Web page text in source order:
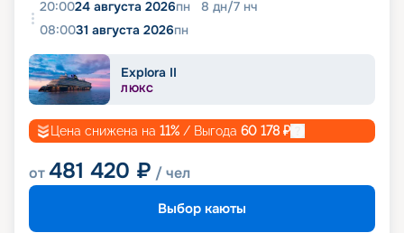
20:0024 августа 2026пн 8 дн/7 нч
08:0031 августа 2026пн
Explora II
ЛЮКС
Цена снижена на 11% / Выгода 60 178₽
от481 420 ₽ / чел
Выбор каюты